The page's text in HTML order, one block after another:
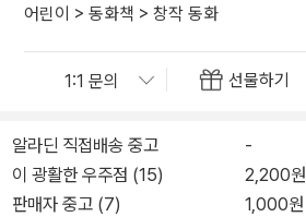
어린이 > 동화책 > 창작 동화
선물하기
알라딘 직접배송 중고
-
이 광활한 우주점 (15)
2,200원
판매자 중고 (7)
1,000원